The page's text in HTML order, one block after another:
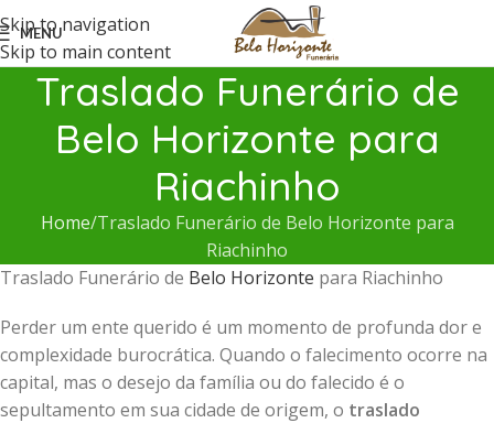
Skip to navigation
Skip to main content
MENU
Traslado Funerário de
Belo Horizonte para
Riachinho
Home Traslado Funerário de Belo Horizonte para
Riachinho
Traslado Funerário de Belo Horizonte para Riachinho
Perder um ente querido é um momento de profunda dor e
complexidade burocrática. Quando o falecimento ocorre na
capital, mas o desejo da família ou do falecido é o
sepultamento em sua cidade de origem, o traslado